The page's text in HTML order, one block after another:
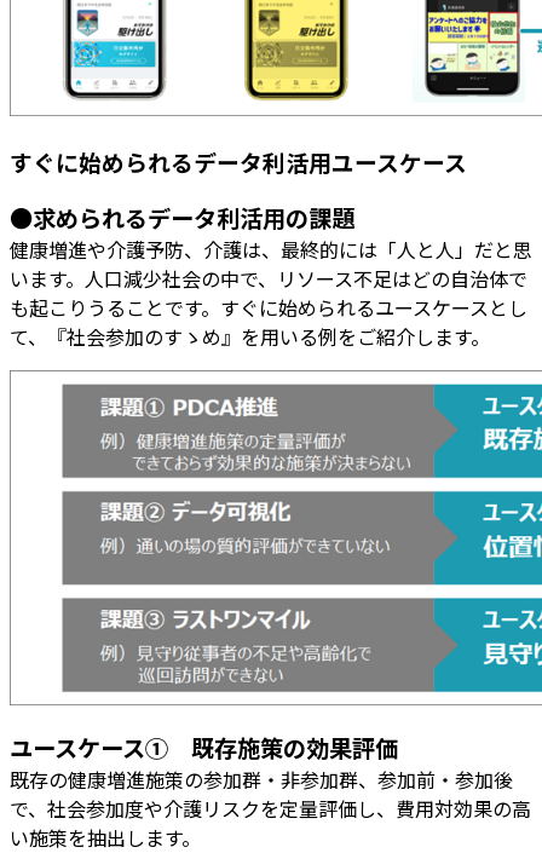
すぐに始められるデータ利活用ユースケース
●求められるデータ利活用の課題
健康増進や介護予防、介護は、最終的には「人と人」だと思
います。人口減少社会の中で、リソース不足はどの自治体で
も起こりうることです。すぐに始められるユースケースとし
て、『社会参加のすゝめ』を用いる例をご紹介します。
ユースケース① 既存施策の効果評価
既存の健康増進施策の参加群・非参加群、参加前・参加後
で、社会参加度や介護リスクを定量評価し、費用対効果の高
い施策を抽出します。